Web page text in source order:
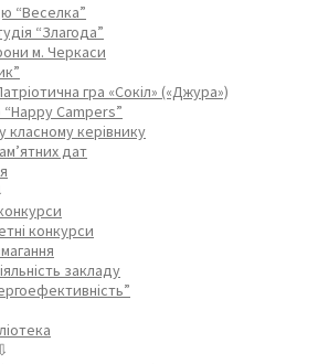
“Веселка”
“Злагода”
м. Черкаси
гра «Сокіл» («Джура»)
“Happy Campers”
класному керівнику
дат
конкурси
закладу